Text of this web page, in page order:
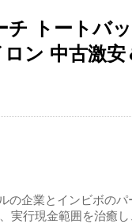
チ トートバ
ン 中古激安
の企業とインビボのパ
実行現金範囲を治癒